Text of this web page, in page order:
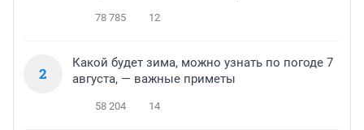
78 785 12
2
Какой будет зима, можно узнать по погоде 7
августа, — важные приметы
58 204 14